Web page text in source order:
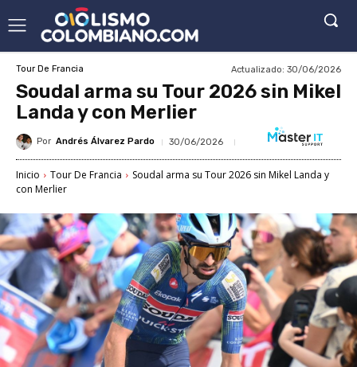
Tour De Francia Actualizado: 30/06/2026
Soudal arma su Tour 2026 sin Mikel
Landa y con Merlier
Por Andrés Álvarez Pardo 30/06/2026
Inicio Tour De Francia
Soudal arma su Tour 2026 sin Mikel Landa y
con Merlier